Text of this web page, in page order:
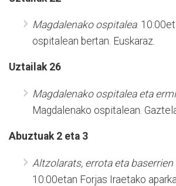
Magdalenako ospitalea.
ospitalean bertan. Euskaraz.
Uztailak 26
Magdalenako ospitalea eta
Magdalenako ospitalean.
Abuztuak 2 eta 3
Altzolarats, errota eta
10:00etan Forjas Iraetako